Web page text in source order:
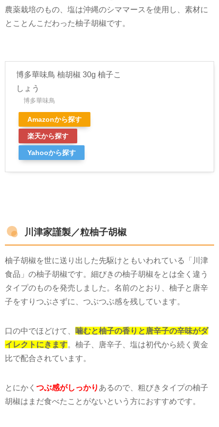
農薬栽培のもの、塩は沖縄のシママースを使用し、素材に
とことんこだわった柚子胡椒です。
博多華味鳥 柚胡椒 30g 柚子こ
しょう
博多華味鳥
Amazonから探す
楽天から探す
Yahooから探す
川津家謹製／粒柚子胡椒
柚子胡椒を世に送り出した先駆けともいわれている「川津
食品」の柚子胡椒です。細びきの柚子胡椒をとは全く違う
タイプのものを発売しました。名前のとおり、柚子と唐辛
子をすりつぶさずに、つぶつぶ感を残しています。
口の中でほどけて、 噛むと柚子の香りと唐辛子の辛味がダ
イレクトにきます 。柚子、唐辛子、塩は初代から続く黄金
比で配合されています。
とにかく つぶ感がしっかり あるので、粗びきタイプの柚子
胡椒はまだ食べたことがないという方におすすめです。